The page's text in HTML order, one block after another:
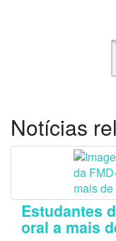
Notícias
Estudantes
oral a mais